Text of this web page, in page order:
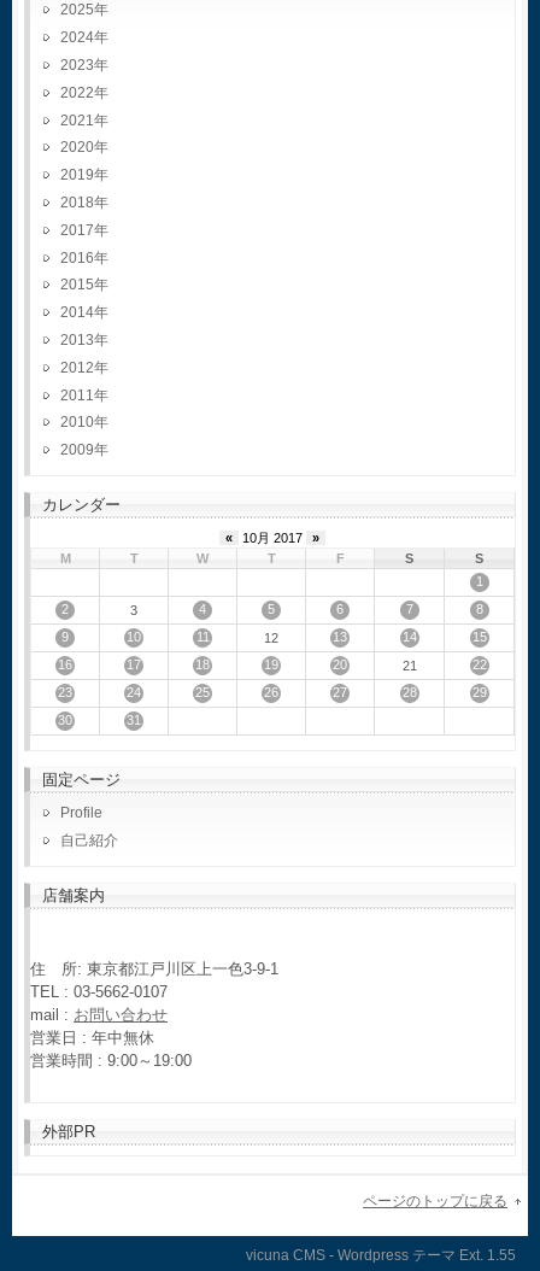
2025
2024
2023
2022
2021
2020
2019
2018
2017
2016
2015
2014
2013
2012
2011
2010
2009
カレンダー
« 10月 2017
»
M
T W T F S
S
1
2
3 4 5 6 7
8
9
10 11 12 13 14
15
16
17 18 19 20 21
22
23
24 25 26 27 28
29
30
31
固定ページ
Profile
自己紹介
店舗案内
住 所: 東京都江戸川区上一色3-9-1
TEL : 03-5662-0107
mail : お問い合わせ
営業日 : 年中無休
営業時間 : 9:00～19:00
外部PR
ページのトップに戻る
vicuna CMS - Wordpress テーマ Ext.